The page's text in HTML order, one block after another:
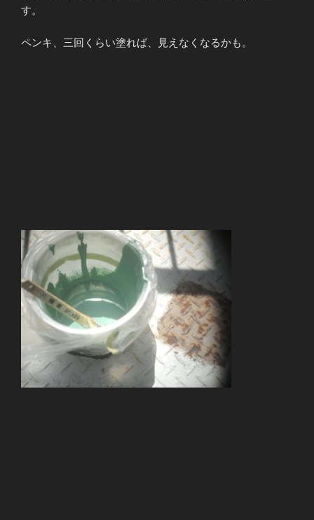
す。
ペンキ、三回くらい塗れば、見えなくなるかも。